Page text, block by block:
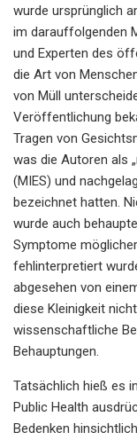
wurde ursprünglich
im darauffolgenden
und Experten des
die Art von
von Müll
Veröffentlichung
Tragen von
was die Autoren als
(MIES) und
bezeichnet hatten.
wurde auch
Symptome
fehlinterpretiert
abgesehen von
diese Kleinigkeit
wissenschaftliche
Behauptungen.
Tatsächlich hieß es
Public Health
Bedenken